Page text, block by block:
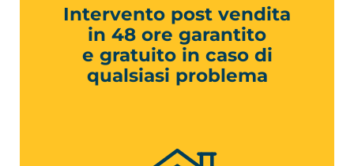
Intervento post vendita
in 48 ore garantito
e gratuito in caso di
qualsiasi problema